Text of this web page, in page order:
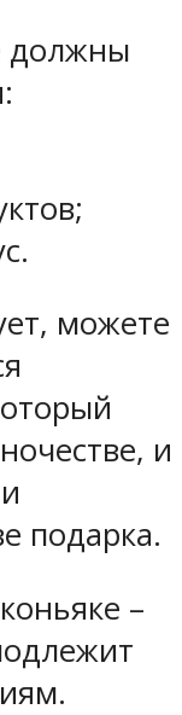
должны
можете
и
подарка.
–